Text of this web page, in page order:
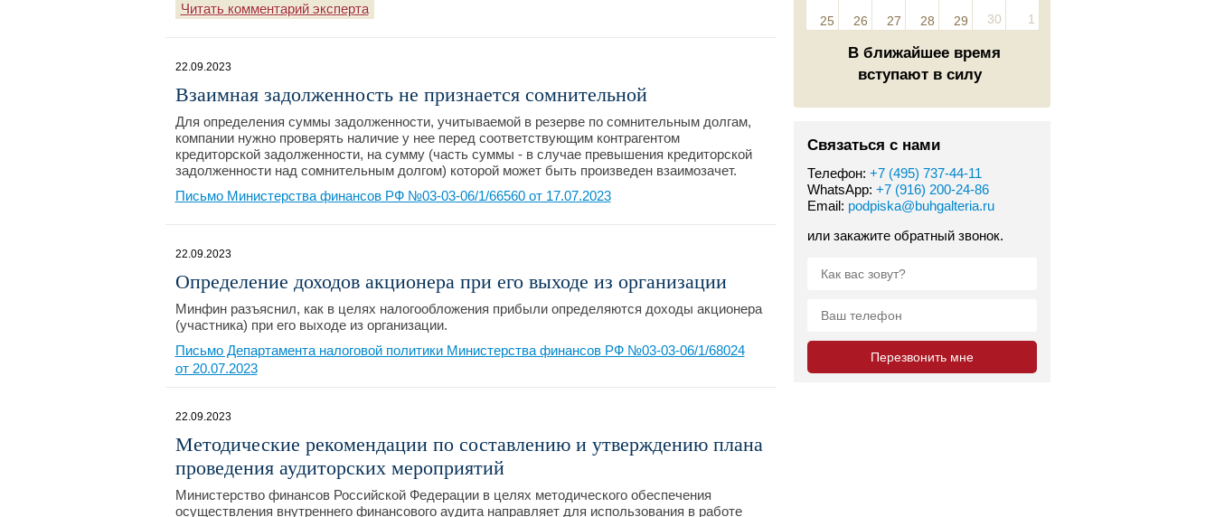
Читать комментарий эксперта
22.09.2023
Взаимная задолженность не признается сомнительной
Для определения суммы задолженности, учитываемой в резерве по сомнительным долгам,
компании нужно проверять наличие у нее перед соответствующим контрагентом
кредиторской задолженности, на сумму (часть суммы - в случае превышения кредиторской
задолженности над сомнительным долгом) которой может быть произведен взаимозачет.
Письмо Министерства финансов РФ №03-03-06/1/66560 от 17.07.2023
22.09.2023
Определение доходов акционера при его выходе из организации
Минфин разъяснил, как в целях налогообложения прибыли определяются доходы акционера
(участника) при его выходе из организации.
Письмо Департамента налоговой политики Министерства финансов РФ №03-03-06/1/68024
от 20.07.2023
22.09.2023
Методические рекомендации по составлению и утверждению плана
проведения аудиторских мероприятий
Министерство финансов Российской Федерации в целях методического обеспечения
осуществления внутреннего финансового аудита направляет для использования в работе
25 26 27 28 29 30 1
В ближайшее время
вступают в силу
Связаться с нами
Телефон: +7 (495) 737-44-11
WhatsApp: +7 (916) 200-24-86
Email: podpiska@buhgalteria.ru
или закажите обратный звонок.